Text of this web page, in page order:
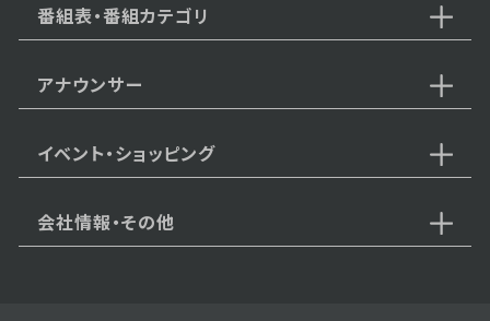
番組表・番組カテゴリ
アナウンサー
イベント・ショッピング
会社情報・その他